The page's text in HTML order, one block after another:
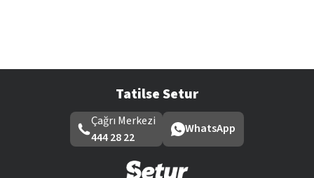
Tatilse Setur
Çağrı Merkezi
444 28 22
WhatsApp